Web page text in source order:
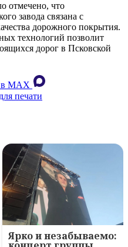
отмечено, что
завода связана с
дорожного покрытия.
технологий позволит
дорог в Псковской
в MAХ
печати
Ярко и незабываемо: